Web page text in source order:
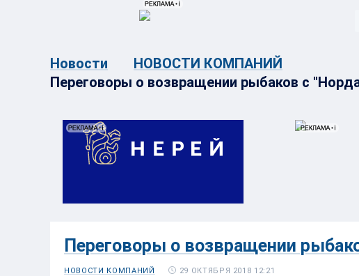
Новости
НОВОСТИ КОМПАНИЙ
Переговоры о возвращении рыбаков с
Переговоры о возвращении
НОВОСТИ КОМПАНИЙ 29 ОКТЯБРЯ 2018 12:21